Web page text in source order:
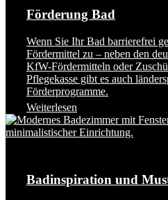
Förderung Bad
Wenn Sie Ihr Bad barrierefrei
Fördermittel zu – neben den
KfW-Fördermitteln oder
Pflegekasse gibt es auch
Förderprogramme.
Weiterlesen
Badinspiration und